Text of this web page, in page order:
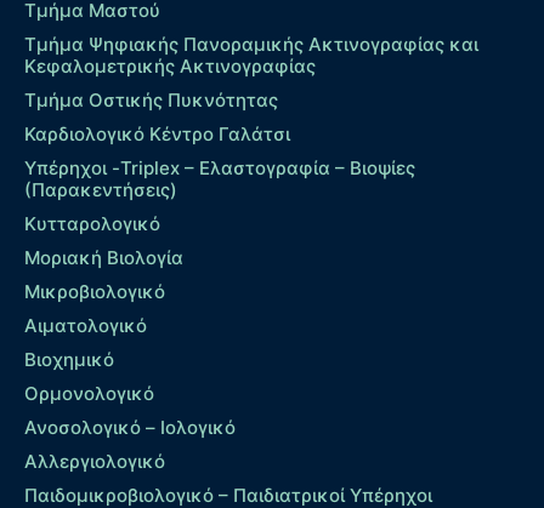
Τμήμα Μαστού
Τμήμα Ψηφιακής Πανοραμικής Ακτινογραφίας και
Κεφαλομετρικής Ακτινογραφίας
Τμήμα Οστικής Πυκνότητας
Καρδιολογικό Κέντρο Γαλάτσι
Υπέρηχοι -Triplex – Eλαστογραφία – Βιοψίες
(Παρακεντήσεις)
Κυτταρολογικό
Μοριακή Βιολογία
Μικροβιολογικό
Αιματολογικό
Βιοχημικό
Ορμονολογικό
Ανοσολογικό – Ιολογικό
Αλλεργιολογικό
Παιδομικροβιολογικό – Παιδιατρικοί Υπέρηχοι